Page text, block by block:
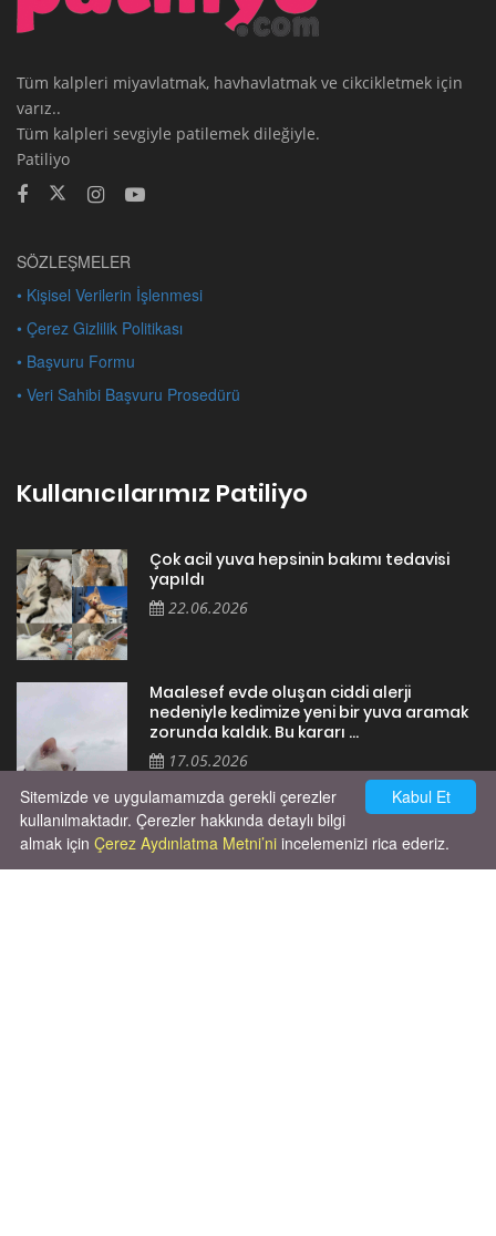
Tüm kalpleri miyavlatmak, havhavlatmak ve cikcikletmek için
varız..
Tüm kalpleri sevgiyle patilemek dileğiyle.
Patiliyo
SÖZLEŞMELER
• Kişisel Verilerin İşlenmesi
• Çerez Gizlilik Politikası
• Başvuru Formu
• Veri Sahibi Başvuru Prosedürü
Kullanıcılarımız Patiliyo
Çok acil yuva hepsinin bakımı tedavisi
yapıldı
22.06.2026
Maalesef evde oluşan ciddi alerji
nedeniyle kedimize yeni bir yuva aramak
zorunda kaldık. Bu kararı ...
17.05.2026
Kabul Et
Sitemizde ve uygulamamızda gerekli çerezler
kullanılmaktadır. Çerezler hakkında detaylı bilgi
almak için Çerez Aydınlatma Metni’ni incelemenizi rica ederiz.